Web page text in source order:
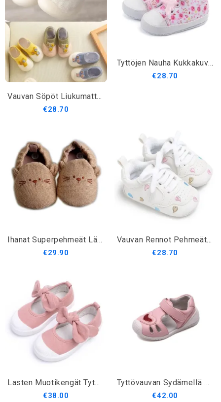
Vauvan Söpöt Liukumattomat Kävelykärjet
€28.70
Tyttöjen Nauha Kukkakuvioinen Ensimmäinen Kävelijä
€28.70
Ihanat Superpehmeät Lämpimät Puuvillaiset Vauvan Ensimmäiset Kävelylenkit
€29.90
Vauvan Rennot Pehmeät Tennarit
€28.70
Lasten Muotikengät Tytöille
€38.00
Tyttövauvan Sydämellä Koristellut Sandaalit
€42.00